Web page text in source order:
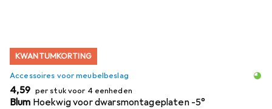
KWANTUMKORTING
Accessoires voor meubelbeslag
EUR
4,59 per stuk voor 4 eenheden
Blum Hoekwig voor dwarsmontageplaten -5°